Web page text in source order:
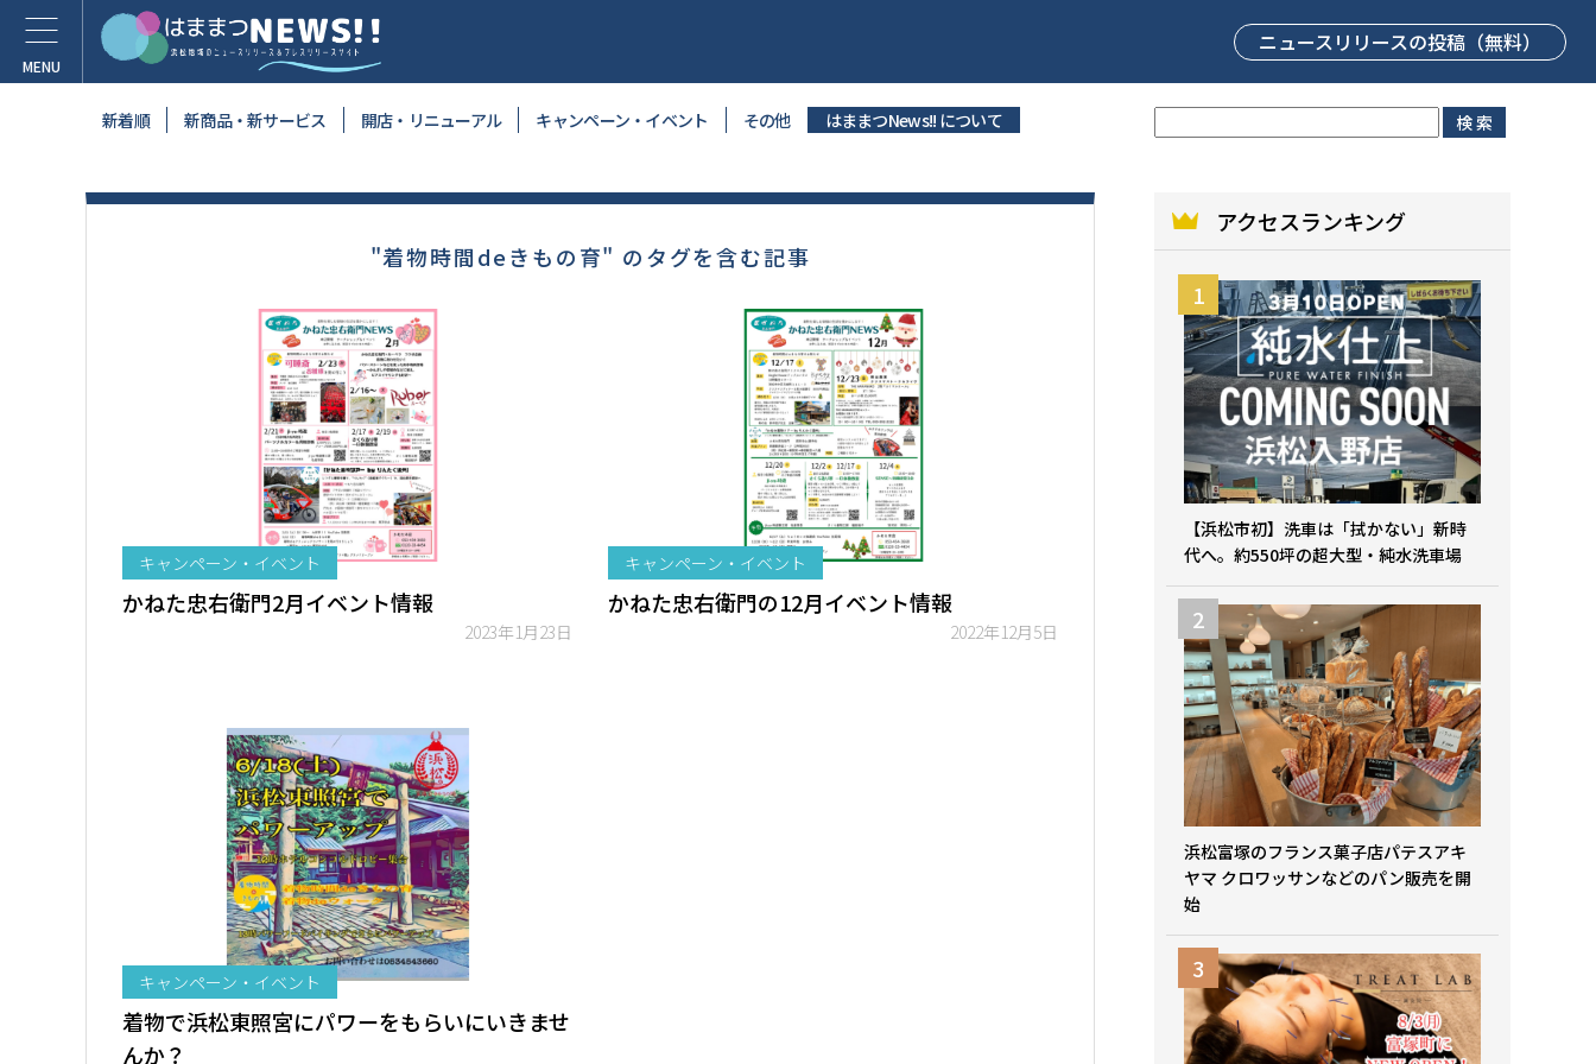
ニュースリリースの投稿（無料）
新着順 新商品・新サービス 開店・リニューアル キャンペーン・イベント その他 はままつNews!! について
"着物時間deきもの育" のタグを含む記事
キャンペーン・イベント
かねた忠右衛門2月イベント情報
2023年1月23日
キャンペーン・イベント
かねた忠右衛門の12月イベント情報
2022年12月5日
キャンペーン・イベント
着物で浜松東照宮にパワーをもらいにいきませ
んか？
アクセスランキング
【浜松市初】洗車は「拭かない」新時
代へ。約550坪の超大型・純水洗車場
浜松富塚のフランス菓子店パテスアキ
ヤマ クロワッサンなどのパン販売を開
始